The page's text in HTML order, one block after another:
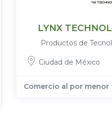
LYNX
Productos de
Ciudad de México
Comercio al por menor